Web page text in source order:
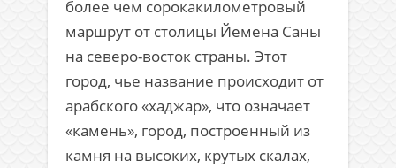
более чем сорокакилометровый
маршрут от столицы Йемена Саны
на северо-восток страны. Этот
город, чье название происходит от
арабского «хаджар», что означает
«камень», город, построенный из
камня на высоких, крутых скалах,